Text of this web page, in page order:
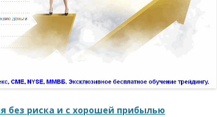
без риска и с хорошей прибылью